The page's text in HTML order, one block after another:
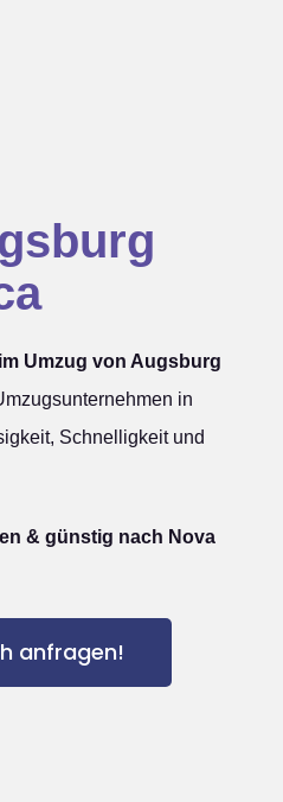
Umzug von Augsburg
in
Schnelligkeit und
& günstig nach Nova
anfragen!